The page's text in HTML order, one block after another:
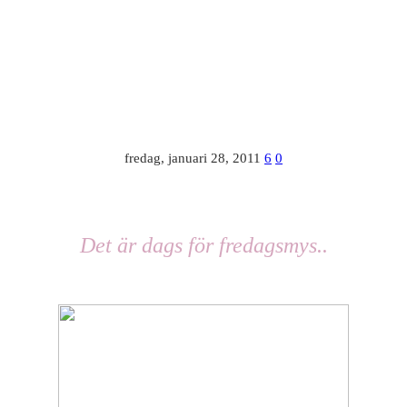
fredag, januari 28, 2011 6 0
Det är dags för fredagsmys..